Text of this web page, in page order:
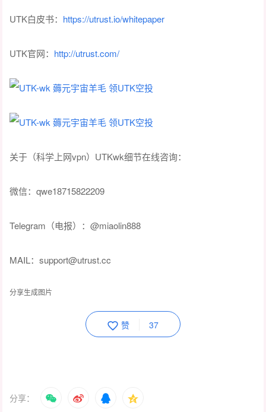
UTK白皮书： https://utrust.io/whitepaper
UTK官网： http://utrust.com/
关于（科学上网vpn）UTKwk细节在线咨询：
微信：qwe18715822209
Telegram（电报）：@miaolin888
MAIL：support@utrust.cc
分享生成图片
赞 37
分享：